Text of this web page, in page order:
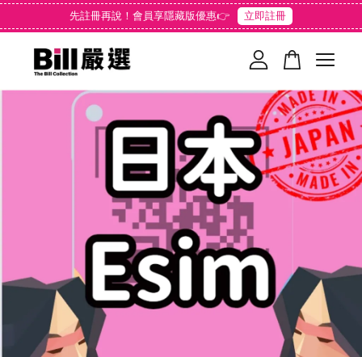
先註冊再說！會員享隱藏版優惠👉 立即註冊
您的購物車目前還是空的。
繼續購物